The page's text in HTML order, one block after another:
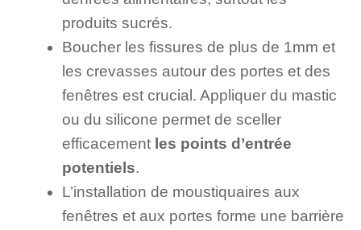
produits sucrés.
Boucher les fissures de plus de 1mm et
les crevasses autour des portes et des
fenêtres est crucial. Appliquer du mastic
ou du silicone permet de sceller
efficacement les points d’entrée
potentiels.
L’installation de moustiquaires aux
fenêtres et aux portes forme une barrière